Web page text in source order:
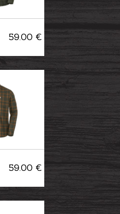
59.00 €
59.00 €